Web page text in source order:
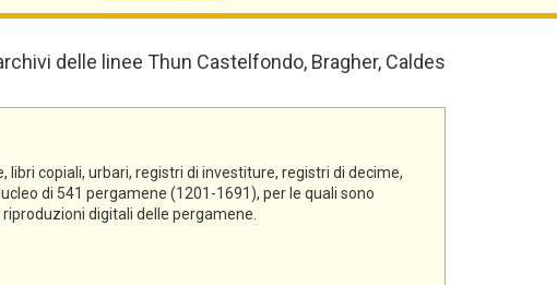
delle linee Thun Castelfondo, Bragher, Caldes
copiali, urbari, registri di investiture, registri di decime,
di 541 pergamene (1201-1691), per le quali sono
digitali delle pergamene.